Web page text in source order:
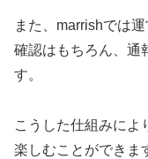
また、marrishでは
確認はもちろん、通
す。
こうした仕組みによ
楽しむことができま